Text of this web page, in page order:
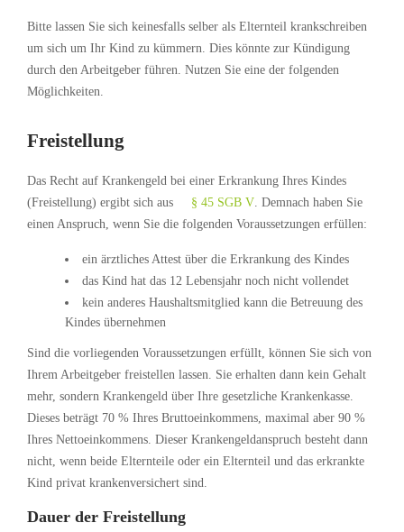
Bitte lassen Sie sich keinesfalls selber als Elternteil krankschreiben
um sich um Ihr Kind zu kümmern. Dies könnte zur Kündigung
durch den Arbeitgeber führen. Nutzen Sie eine der folgenden
Möglichkeiten.
Freistellung
Das Recht auf Krankengeld bei einer Erkrankung Ihres Kindes
(Freistellung) ergibt sich aus § 45 SGB V. Demnach haben Sie
einen Anspruch, wenn Sie die folgenden Voraussetzungen erfüllen:
ein ärztliches Attest über die Erkrankung des Kindes
das Kind hat das 12 Lebensjahr noch nicht vollendet
kein anderes Haushaltsmitglied kann die Betreuung des
Kindes übernehmen
Sind die vorliegenden Voraussetzungen erfüllt, können Sie sich von
Ihrem Arbeitgeber freistellen lassen. Sie erhalten dann kein Gehalt
mehr, sondern Krankengeld über Ihre gesetzliche Krankenkasse.
Dieses beträgt 70 % Ihres Bruttoeinkommens, maximal aber 90 %
Ihres Nettoeinkommens. Dieser Krankengeldanspruch besteht dann
nicht, wenn beide Elternteile oder ein Elternteil und das erkrankte
Kind privat krankenversichert sind.
Dauer der Freistellung